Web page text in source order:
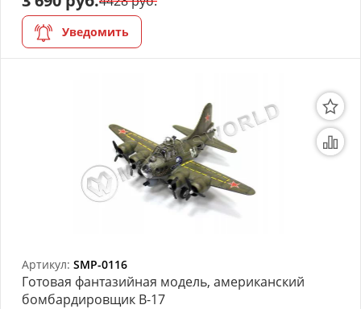
Уведомить
Артикул: SMP-0116
Готовая фантазийная модель, американский
бомбардировщик B-17